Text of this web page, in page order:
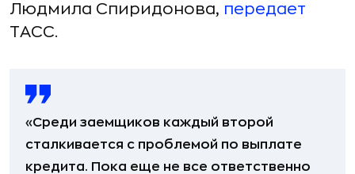
Людмила Спиридонова, передает
ТАСС.
«Среди заемщиков каждый второй
сталкивается с проблемой по выплате
кредита. Пока еще не все ответственно